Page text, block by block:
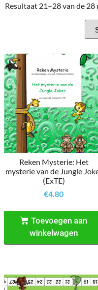
Resultaat 21–28 van de
Reken Mysterie: Het
mysterie van de Jungle
(ExTE)
€4.80
Toevoegen aan
winkelwagen